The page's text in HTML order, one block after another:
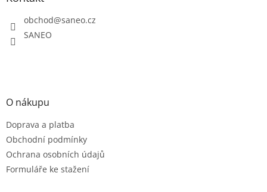
obchod@saneo.cz
SANEO
O nákupu
Doprava a platba
Obchodní podmínky
Ochrana osobních údajů
Formuláře ke stažení